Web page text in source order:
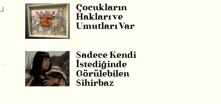
Çocukların
Hakları ve
Umutları Var
Sadece Kendi
İstediğinde
Görülebilen
Sihirbaz